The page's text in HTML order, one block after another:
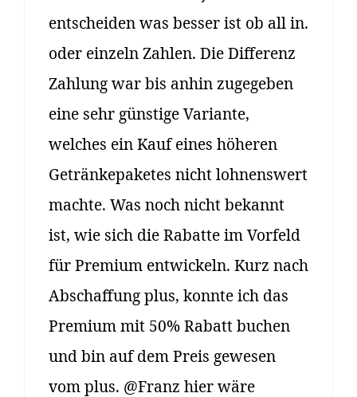
entscheiden was besser ist ob all in.
oder einzeln Zahlen. Die Differenz
Zahlung war bis anhin zugegeben
eine sehr günstige Variante,
welches ein Kauf eines höheren
Getränkepaketes nicht lohnenswert
machte. Was noch nicht bekannt
ist, wie sich die Rabatte im Vorfeld
für Premium entwickeln. Kurz nach
Abschaffung plus, konnte ich das
Premium mit 50% Rabatt buchen
und bin auf dem Preis gewesen
vom plus. @Franz hier wäre